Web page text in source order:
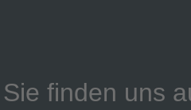
Sie finden uns